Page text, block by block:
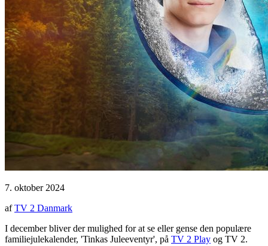
7. oktober 2024
afTV 2 Danmark
I december bliver der mulighed for at se eller gense den populære
familiejulekalender, 'Tinkas Juleeventyr', på TV 2 Play og TV 2.